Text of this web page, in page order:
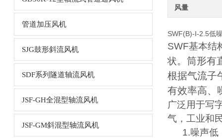
管道加压风机
SJG鼓形斜流风机
SDF系列隧道轴流风机
JSF-GH全混型轴流风机
JSF-GM斜混型轴流风机
风量
SWF(B)-I-2.5低
SWF基本结
状。筒形有
根据气流子
有效率高、
广泛用于写
气，工业和
1.噪声低：